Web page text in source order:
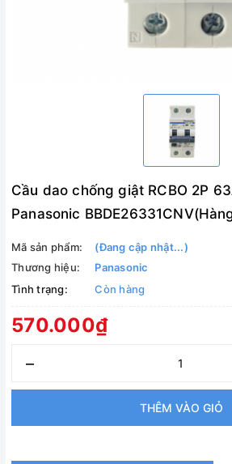
Cầu dao chống giật RCBO 2P
Panasonic
Mã sản phẩm:
(Đang cập nhật...)
Thương hiệu:
Panasonic
Tình trạng:
Còn hàng
570.000₫
–
THÊM VÀO GIỎ